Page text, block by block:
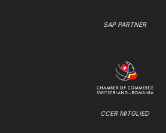
SAP PARTNER
CCER MITGLIED